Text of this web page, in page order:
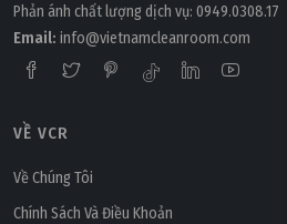
Phản ánh chất lượng dịch vụ: 0949.0308.17
Email: info@vietnamcleanroom.com
VỀ VCR
Về Chúng Tôi
Chính Sách Và Điều Khoản